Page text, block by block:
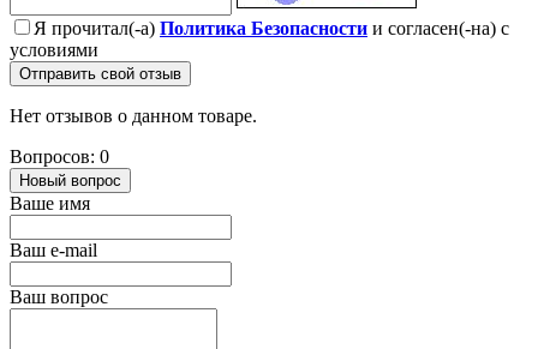
Я прочитал(-а) Политика Безопасности и согласен(-на) с
условиями
Отправить свой отзыв
Нет отзывов о данном товаре.
Вопросов: 0
Новый вопрос
Ваше имя
Ваш e-mail
Ваш вопрос